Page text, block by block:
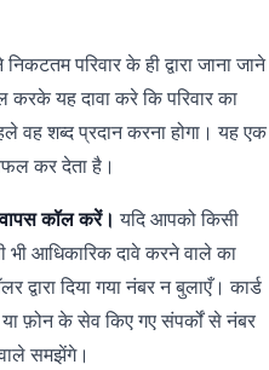
परिवार के ही द्वारा जाना जाने
करके यह दावा करे कि परिवार का
वह शब्द प्रदान करना होगा। यह एक
कर देता है।
कॉल करें। यदि आपको किसी
भी आधिकारिक दावे करने वाले का
दिया गया नंबर न बुलाएँ। कार्ड
फ़ोन के सेव किए गए संपर्कों से नंबर
समझेंगे।